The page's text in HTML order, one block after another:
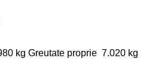
kg Greutate proprie 7.020 kg